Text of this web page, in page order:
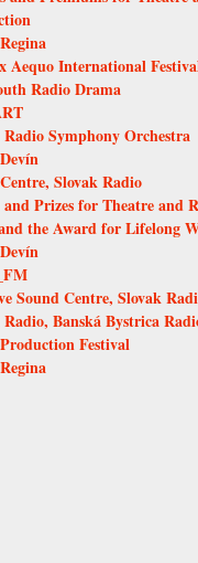
Aequo International
Radio Drama
Radio Symphony Orchestra
Slovak Radio
Prizes for Theatre and
the Award for Lifelong
Sound Centre, Slovak
Radio, Banská Bystrica
Festival